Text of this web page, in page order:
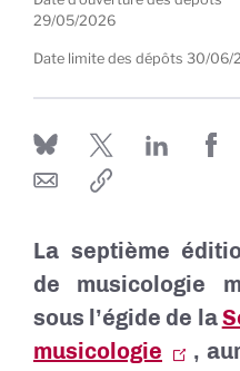
29/05/2026
Date limite des dépôts 30/06/
La septième
de musicologie
sous l’égide de la
musicologie
,